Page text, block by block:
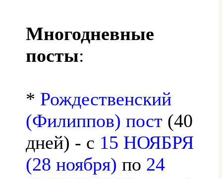
Многодневные
посты:
* Рождественский
(Филиппов) пост (40
дней) - с 15 НОЯБРЯ
(28 ноября) по 24